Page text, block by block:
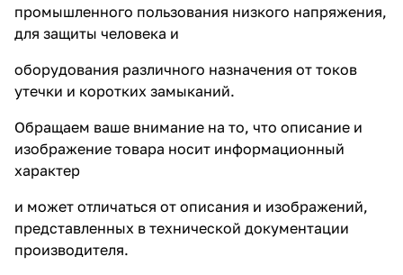
промышленного пользования низкого напряжения,
для защиты человека и
оборудования различного назначения от токов
утечки и коротких замыканий.
Обращаем ваше внимание на то, что описание и
изображение товара носит информационный
характер
и может отличаться от описания и изображений,
представленных в технической документации
производителя.